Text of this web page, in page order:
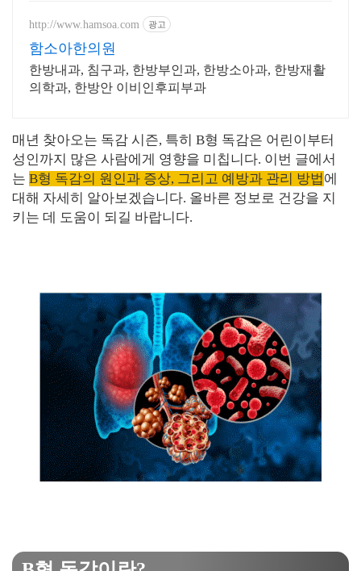
http://www.hamsoa.com 광고
함소아한의원
한방내과, 침구과, 한방부인과, 한방소아과, 한방재활
의학과, 한방안 이비인후피부과
매년 찾아오는 독감 시즌, 특히 B형 독감은 어린이부터
성인까지 많은 사람에게 영향을 미칩니다. 이번 글에서
는 B형 독감의 원인과 증상, 그리고 예방과 관리 방법에
대해 자세히 알아보겠습니다. 올바른 정보로 건강을 지
키는 데 도움이 되길 바랍니다.